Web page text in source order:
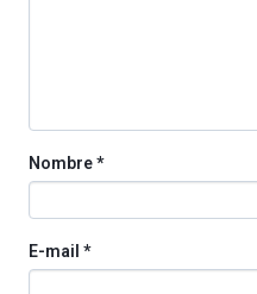
Nombre*
E-mail *